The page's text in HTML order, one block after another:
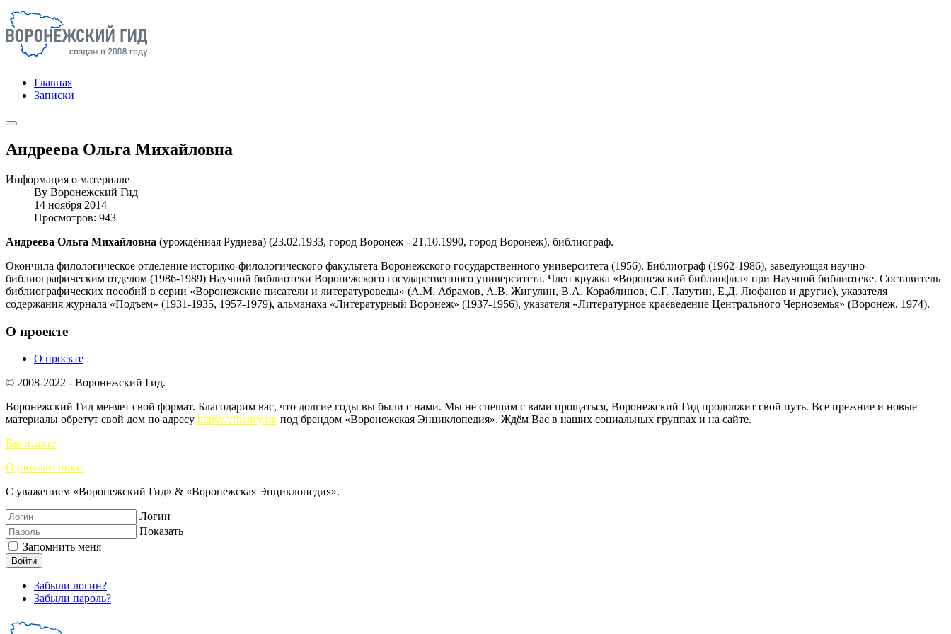
Главная
Записки
Андреева Ольга Михайловна
Информация о материале
By Воронежский Гид
14 ноября 2014
Просмотров: 943
Андреева Ольга Михайловна (урождённая Руднева) (23.02.1933, город Воронеж - 21.10.1990, город Воронеж), библиограф.
Окончила филологическое отделение историко-филологического факультета Воронежского государственного университета (1956). Библиограф (1962-1986), заведующая научно-
библиографическим отделом (1986-1989) Научной библиотеки Воронежского государственного университета. Член кружка «Воронежский библиофил» при Научной библиотеке. Составитель
библиографических пособий в серии «Воронежские писатели и литературоведы» (А.М. Абрамов, А.В. Жигулин, В.А. Кораблинов, С.Г. Лазутин, Е.Д. Люфанов и другие), указателя
содержания журнала «Подъем» (1931-1935, 1957-1979), альманаха «Литературный Воронеж» (1937-1956), указателя «Литературное краеведение Центрального Черноземья» (Воронеж, 1974).
О проекте
О проекте
© 2008-2022 - Воронежский Гид.
Воронежский Гид меняет свой формат. Благодарим вас, что долгие годы вы были с нами. Мы не спешим с вами прощаться, Воронежский Гид продолжит свой путь. Все прежние и новые
материалы обретут свой дом по адресу https://vrnency.ru/под брендом «Воронежская Энциклопедия». Ждём Вас в наших социальных группах и на сайте.
Вконтакте
Одноклассники
С уважением «Воронежский Гид» & «Воронежская Энциклопедия».
Логин
Показать
Запомнить меня
Войти
Забыли логин?
Забыли пароль?